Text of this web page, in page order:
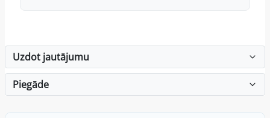
Uzdot jautājumu
Piegāde